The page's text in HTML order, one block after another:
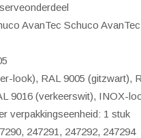
AvanTec Schuco AvanTec
look), RAL 9005 (gitzwart),
9016 (verkeerswit), INOX-
verpakkingseenheid: 1 stuk
247291, 247292, 247294